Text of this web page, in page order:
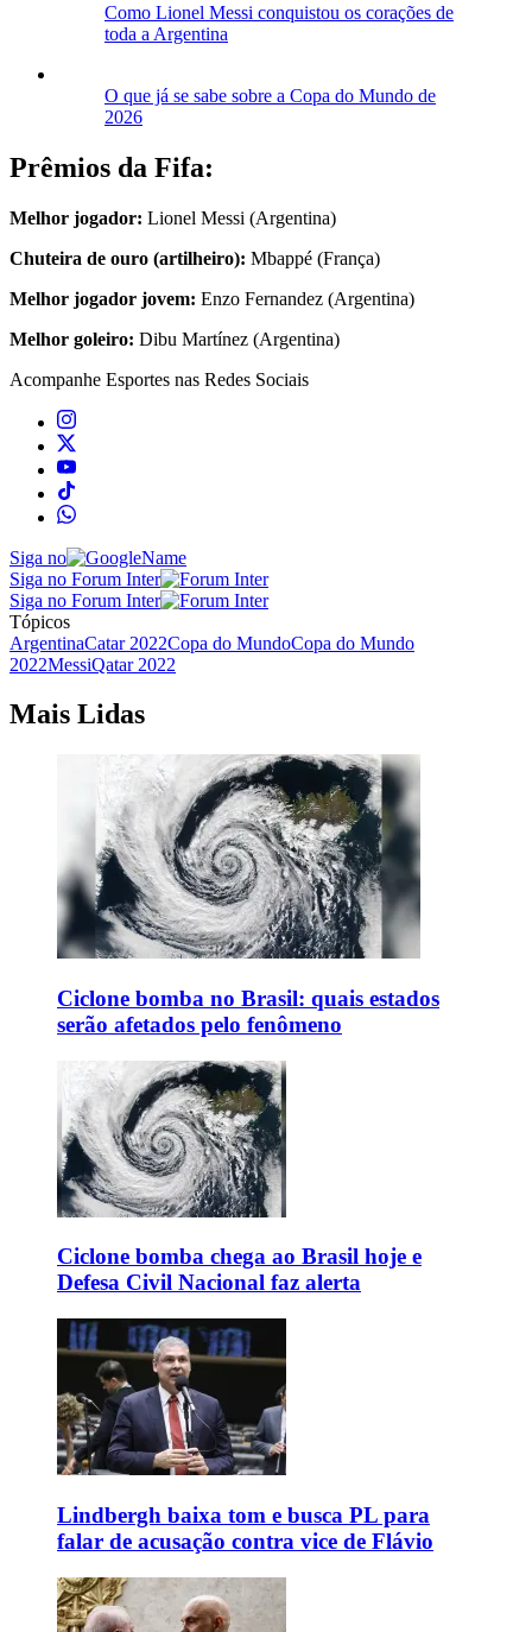
Como Lionel Messi conquistou os corações de
toda a Argentina
O que já se sabe sobre a Copa do Mundo de
2026
Prêmios da Fifa:
Melhor jogador: Lionel Messi (Argentina)
Chuteira de ouro (artilheiro): Mbappé (França)
Melhor jogador jovem: Enzo Fernandez (Argentina)
Melhor goleiro: Dibu Martínez (Argentina)
Acompanhe Esportes nas Redes Sociais
Siga no
Siga no Forum Inter
Siga no Forum Inter
Tópicos
ArgentinaCatar 2022Copa do MundoCopa do Mundo
2022MessiQatar 2022
Mais Lidas
Ciclone bomba no Brasil: quais estados
serão afetados pelo fenômeno
Ciclone bomba chega ao Brasil hoje e
Defesa Civil Nacional faz alerta
Lindbergh baixa tom e busca PL para
falar de acusação contra vice de Flávio